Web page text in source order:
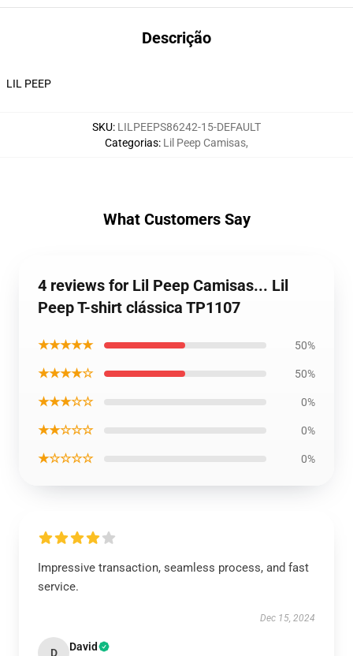
Descrição
LIL PEEP
SKU: LILPEEPS86242-15-DEFAULT
Categorias: Lil Peep Camisas,
What Customers Say
4 reviews for Lil Peep Camisas... Lil
Peep T-shirt clássica TP1107
★★★★★ 50%
★★★★☆ 50%
★★★☆☆ 0%
★★☆☆☆ 0%
★☆☆☆☆ 0%
Impressive transaction, seamless process, and fast
service.
Dec 15, 2024
D David